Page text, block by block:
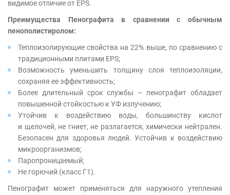
видимое отличие от EPS.
Преимущества Пенографита в сравнении с обычным
пенополистиролом:
Теплоизолирующие свойства на 22% выше, по сравнению с
традиционными плитами EPS;
Возможность уменьшить толщину слоя теплоизоляции,
сохраняя ее эффективность;
Более длительный срок службы – пенографит обладает
повышенной стойкостью к УФ излучению;
Утойчив к воздействию воды, большинству кислот
и щелочей, не гниет, не разлагается, химически нейтрален.
Безопасен для здоровья людей. Устойчив к воздействию
микроорганизмов;
Паропроницаемый;
Не горючий (класс Г1).
Пенографит может применяться для наружного утепления